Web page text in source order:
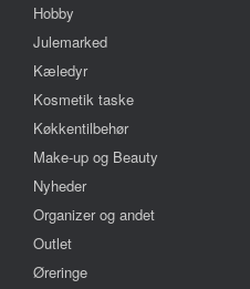
Hobby
Julemarked
Kæledyr
Kosmetik taske
Køkkentilbehør
Make-up og Beauty
Nyheder
Organizer og andet
Outlet
Øreringe